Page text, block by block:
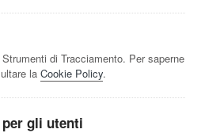
di Tracciamento. Per saperne
la Cookie Policy.
gli utenti